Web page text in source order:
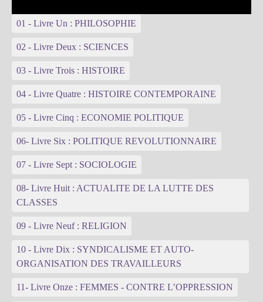
01 - Livre Un : PHILOSOPHIE
02 - Livre Deux : SCIENCES
03 - Livre Trois : HISTOIRE
04 - Livre Quatre : HISTOIRE CONTEMPORAINE
05 - Livre Cinq : ECONOMIE POLITIQUE
06- Livre Six : POLITIQUE REVOLUTIONNAIRE
07 - Livre Sept : SOCIOLOGIE
08- Livre Huit : ACTUALITE DE LA LUTTE DES
CLASSES
09 - Livre Neuf : RELIGION
10 - Livre Dix : SYNDICALISME ET AUTO-
ORGANISATION DES TRAVAILLEURS
11- Livre Onze : FEMMES - CONTRE L’OPPRESSION